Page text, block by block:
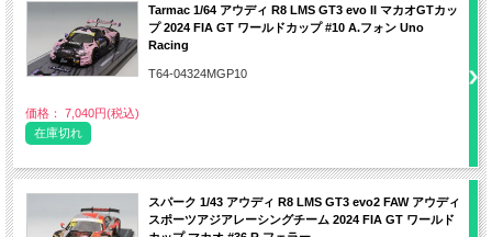
Tarmac 1/64 アウディ R8 LMS GT3 evo II マカオGTカッ
プ 2024 FIA GT ワールドカップ #10 A.フォン Uno
Racing
T64-04324MGP10
価格： 7,040円(税込)
在庫切れ
スパーク 1/43 アウディ R8 LMS GT3 evo2 FAW アウディ
スポーツアジアレーシングチーム 2024 FIA GT ワールド